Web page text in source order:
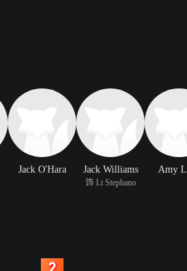
Jack O'Hara Jack Williams
饰 Lt Stephano
Amy